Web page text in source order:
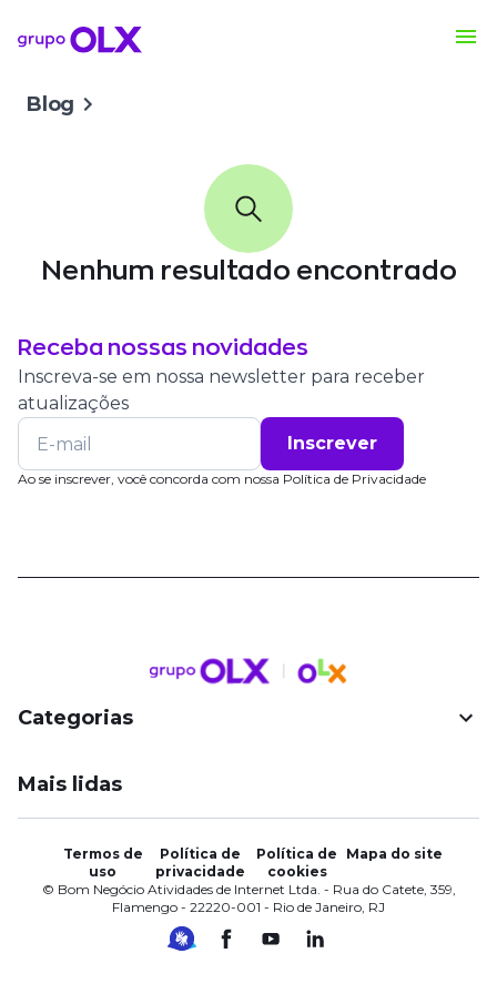
Blog
Nenhum resultado encontrado
Receba nossas novidades
Inscreva-se em nossa newsletter para receber
atualizações
Inscrever
Ao se inscrever, você concorda com nossa Política de Privacidade
Categorias
Mais lidas
Termos de
uso
Política de
privacidade
Política de
cookies
Mapa do site
© Bom Negócio Atividades de Internet Ltda. - Rua do Catete, 359,
Flamengo - 22220-001 - Rio de Janeiro, RJ